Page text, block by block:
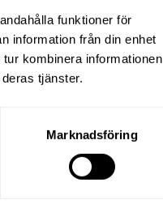
funktioner för
information från din enhet
kombinera informationen
tjänster.
Marknadsföring